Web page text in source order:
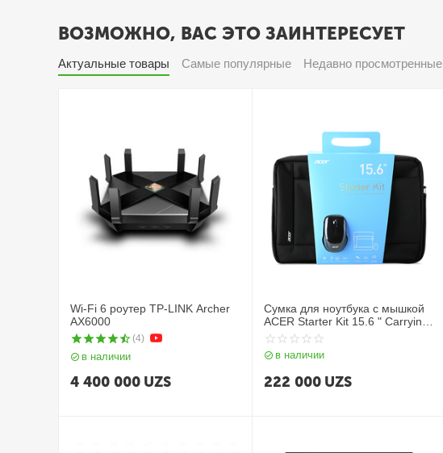
ВОЗМОЖНО, ВАС ЭТО ЗАИНТЕРЕСУЕТ
Актуальные товары Самые популярные Недавно просмотренные
Wi-Fi 6 роутер TP-LINK Archer
AX6000
(4)
в наличии
4 400 000 UZS
Сумка для ноутбука с мышкой
ACER Starter Kit 15.6 " Carrying
Bag + Wireless Mouse
в наличии
222 000 UZS